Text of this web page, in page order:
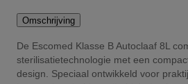
Omschrijving
De Escomed Klasse B Autoclaaf 8L
sterilisatietechnologie met een
design. Speciaal ontwikkeld voor